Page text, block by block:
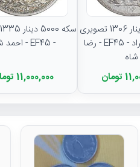
سکه 5000 دینار 1306 تصویری
- ضرب لنینگراد - EF45 - رضا
شاه
- EF45 - احمد شاه
11,000,000 تومان